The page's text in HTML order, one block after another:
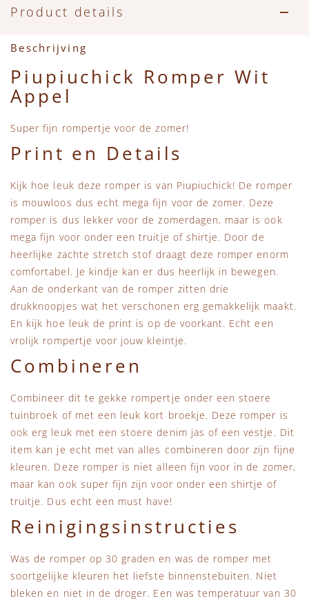
Accessoires
Zwemkleding
Zwemkleding
Feestkleding
Speelgoed
Beren, Speendoekjes en Knuffeldoekjes
Tassen
Beren
MarMar Copenhagen
Mini Rodini
+1 in the family
Piupiuchick
Play Up
Sproet & Sprout
Tiny Cottons
Product details
Beschrijving
Piupiuchick Romper Wit
Appel
Super fijn rompertje voor de zomer!
Print en Details
Kijk hoe leuk deze romper is van Piupiuchick! De romper
is mouwloos dus echt mega fijn voor de zomer. Deze
romper is dus lekker voor de zomerdagen, maar is ook
mega fijn voor onder een truitje of shirtje. Door de
heerlijke zachte stretch stof draagt deze romper enorm
comfortabel. Je kindje kan er dus heerlijk in bewegen.
Aan de onderkant van de romper zitten drie
drukknoopjes wat het verschonen erg gemakkelijk maakt.
En kijk hoe leuk de print is op de voorkant. Echt een
vrolijk rompertje voor jouw kleintje.
Combineren
Combineer dit te gekke rompertje onder een stoere
tuinbroek of met een leuk kort broekje. Deze romper is
ook erg leuk met een stoere denim jas of een vestje. Dit
item kan je echt met van alles combineren door zijn fijne
kleuren. Deze romper is niet alleen fijn voor in de zomer,
maar kan ook super fijn zijn voor onder een shirtje of
truitje. Dus echt een must have!
Reinigingsinstructies
Was de romper op 30 graden en was de romper met
soortgelijke kleuren het liefste binnenstebuiten. Niet
bleken en niet in de droger. Een was temperatuur van 30